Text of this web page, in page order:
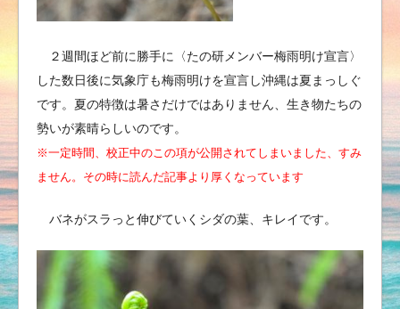
２週間ほど前に勝手に〈たの研メンバー梅雨明け宣言〉
した数日後に気象庁も梅雨明けを宣言し沖縄は夏まっしぐ
です。夏の特徴は暑さだけではありません、生き物たちの
勢いが素晴らしいのです。
※一定時間、校正中のこの項が公開されてしまいました、すみ
ません。その時に読んだ記事より厚くなっています
バネがスラっと伸びていくシダの葉、キレイです。